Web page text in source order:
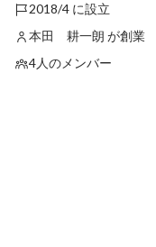
2018/4 に設立
本田 耕一朗 が創業
4人のメンバー